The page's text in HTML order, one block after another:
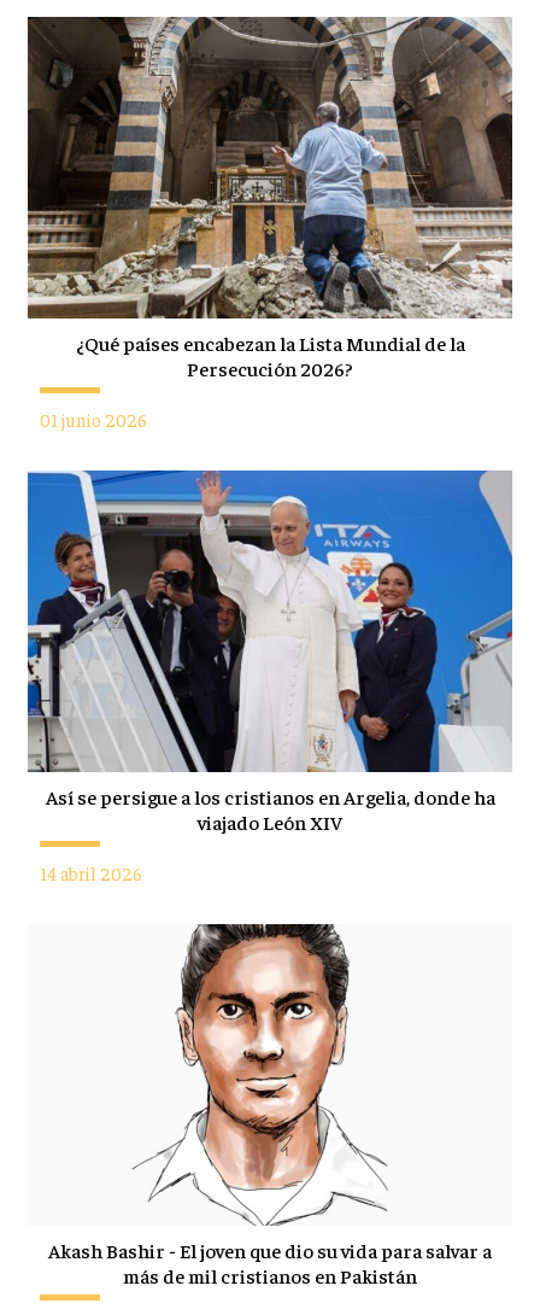
¿Qué países encabezan la Lista Mundial de la
Persecución 2026?
01 junio 2026
Así se persigue a los cristianos en Argelia, donde ha
viajado León XIV
14 abril 2026
Akash Bashir - El joven que dio su vida para salvar a
más de mil cristianos en Pakistán